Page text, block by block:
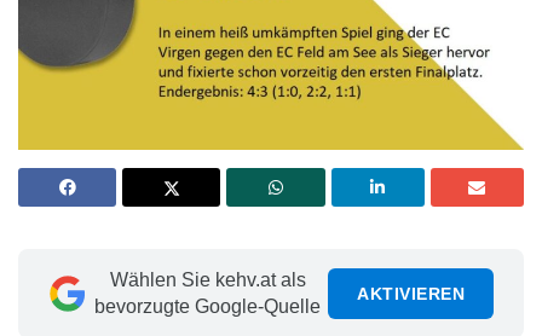
Wählen Sie kehv.at als
bevorzugte Google-Quelle
AKTIVIEREN